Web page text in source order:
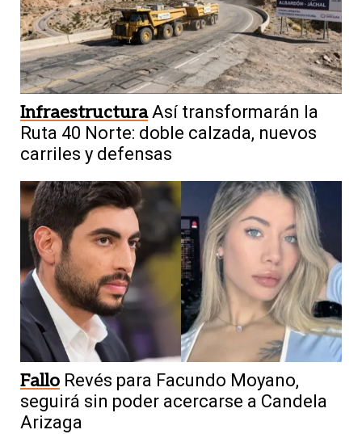
Infraestructura Así transformarán la
Ruta 40 Norte: doble calzada, nuevos
carriles y defensas
Fallo Revés para Facundo Moyano,
seguirá sin poder acercarse a Candela
Arizaga